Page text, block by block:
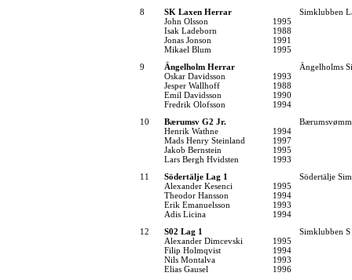
8
SK Laxen Herrar
Simklubben
John Olsson
1995
Isak Ladeborn
1988
Jonas Jonson
1991
Mikael Blum
1995
9
Ängelholm Herrar
Ängelholms
Oskar Davidsson
1993
Jesper Wallhoff
1988
Emil Davidsson
1990
Fredrik Olofsson
1994
10
Bærumsv G2 Jr.
Henrik Wathne
1994
Mads Henry Steinland
1997
Jakob Bernstein
1995
Lars Bergh Hvidsten
1993
11
Södertälje Lag 1
Södertälje
Alexander Kesenci
1995
Theodor Hansson
1994
Erik Emanuelsson
1993
Adis Licina
1994
12
S02 Lag 1
Simklubben
Alexander Dimcevski
1995
Filip Holmqvist
1994
Nils Montalva
1993
Elias Gausel
1996